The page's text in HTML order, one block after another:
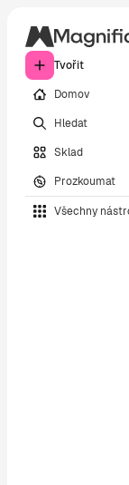
Tvořit
Domov
Hledat
Sklad
Prozkoumat
Všechny